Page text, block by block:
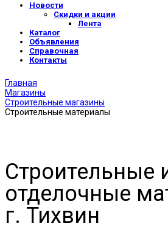
Новости
Скидки и акции
Лента
Каталог
Объявления
Справочная
Контакты
Главная
Магазины
Строительные магазины
Строительные материалы
Строительные
отделочные
г. Тихвин